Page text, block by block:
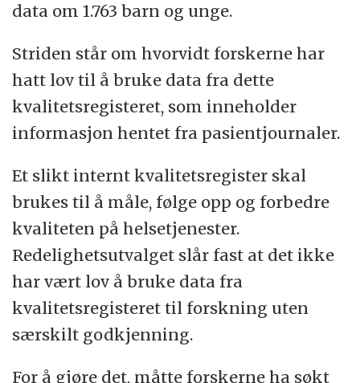
data om 1.763 barn og unge.
Striden står om hvorvidt forskerne har
hatt lov til å bruke data fra dette
kvalitetsregisteret, som inneholder
informasjon hentet fra pasientjournaler.
Et slikt internt kvalitetsregister skal
brukes til å måle, følge opp og forbedre
kvaliteten på helsetjenester.
Redelighetsutvalget slår fast at det ikke
har vært lov å bruke data fra
kvalitetsregisteret til forskning uten
særskilt godkjenning.
For å gjøre det, måtte forskerne ha søkt